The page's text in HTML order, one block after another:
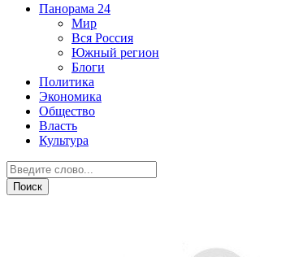
Панорама 24
Мир
Вся Россия
Южный регион
Блоги
Политика
Экономика
Общество
Власть
Культура